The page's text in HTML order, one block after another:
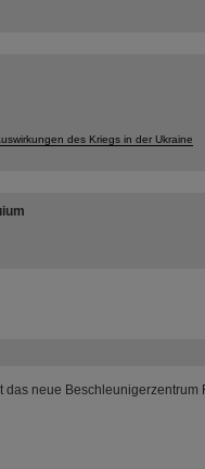
das neue Beschleunigerzentrum
des Kriegs in der Ukraine